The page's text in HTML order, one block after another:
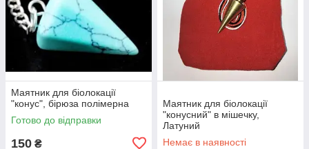
Маятник для біолокації
"конус", бірюза полімерна
Готово до відправки
150 ₴
Маятник для біолокації
"конусний" в мішечку,
Латуний
Немає в наявності